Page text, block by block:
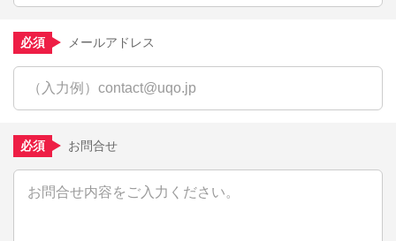
必須 メールアドレス
必須 お問合せ